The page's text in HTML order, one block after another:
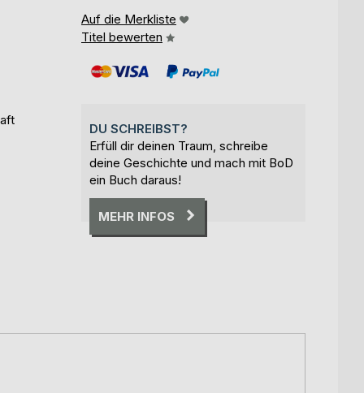
Auf die Merkliste
Titel bewerten
DU SCHREIBST?
Erfüll dir deinen Traum, schreibe
deine Geschichte und mach mit BoD
ein Buch daraus!
MEHR INFOS